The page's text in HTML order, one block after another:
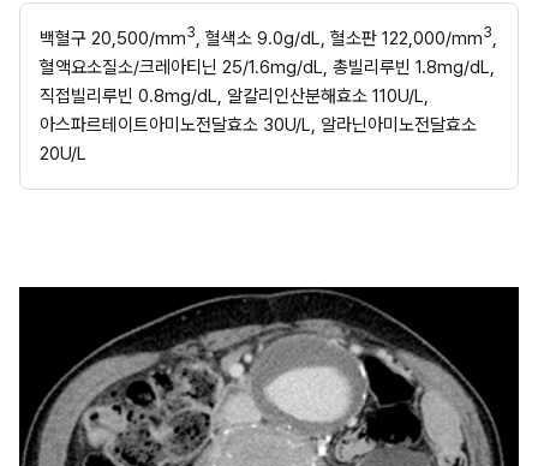
백혈구 20,500/mm3, 혈색소 9.0g/dL, 혈소판 122,000/mm3,
혈액요소질소/크레아티닌 25/1.6mg/dL, 총빌리루빈 1.8mg/dL,
직접빌리루빈 0.8mg/dL, 알칼리인산분해효소 110U/L,
아스파르테이트아미노전달효소 30U/L, 알라닌아미노전달효소
20U/L